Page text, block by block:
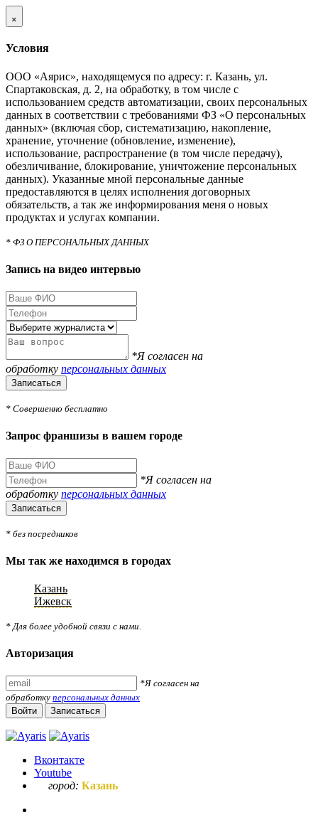
×
Условия
ООО «Аярис», находящемуся по адресу: г. Казань, ул.
Спартаковская, д. 2, на обработку, в том числе с
использованием средств автоматизации, своих персональных
данных в соответствии с требованиями ФЗ «О персональных
данных» (включая сбор, систематизацию, накопление,
хранение, уточнение (обновление, изменение),
использование, распространение (в том числе передачу),
обезличивание, блокирование, уничтожение персональных
данных). Указанные мной персональные данные
предоставляются в целях исполнения договорных
обязательств, а так же информирования меня о новых
продуктах и услугах компании.
* ФЗ О ПЕРСОНАЛЬНЫХ ДАННЫХ
Запись на видео интервью
*Я согласен на
обработку персональных данных
Записаться
* Совершенно бесплатно
Запрос франшизы в вашем городе
*Я согласен на
обработку персональных данных
Записаться
* без посредников
Мы так же находимся в городах
Казань
Ижевск
* Для более удобной связи с нами.
Авторизация
*Я согласен на
обработку персональных данных
Войти
Записаться
Вконтакте
Youtube
город: Казань